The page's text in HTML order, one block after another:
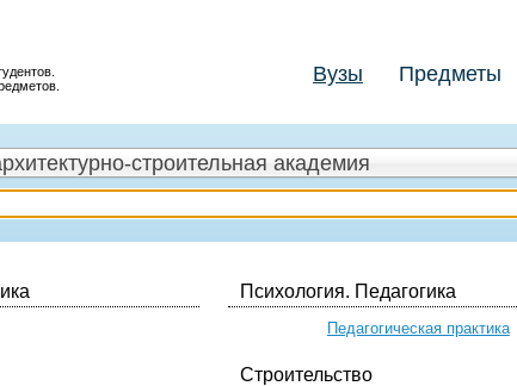
Вузы Предметы
строительная академия
Психология. Педагогика
Педагогическая практика
Строительство